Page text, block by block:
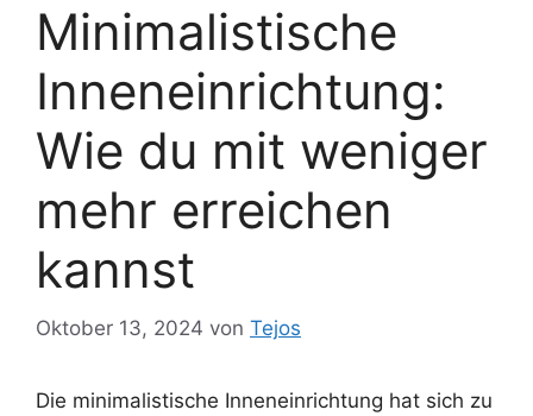
Minimalistische
Inneneinrichtung:
Wie du mit weniger
mehr erreichen
kannst
Oktober 13, 2024 von Tejos
Die minimalistische Inneneinrichtung hat sich zu